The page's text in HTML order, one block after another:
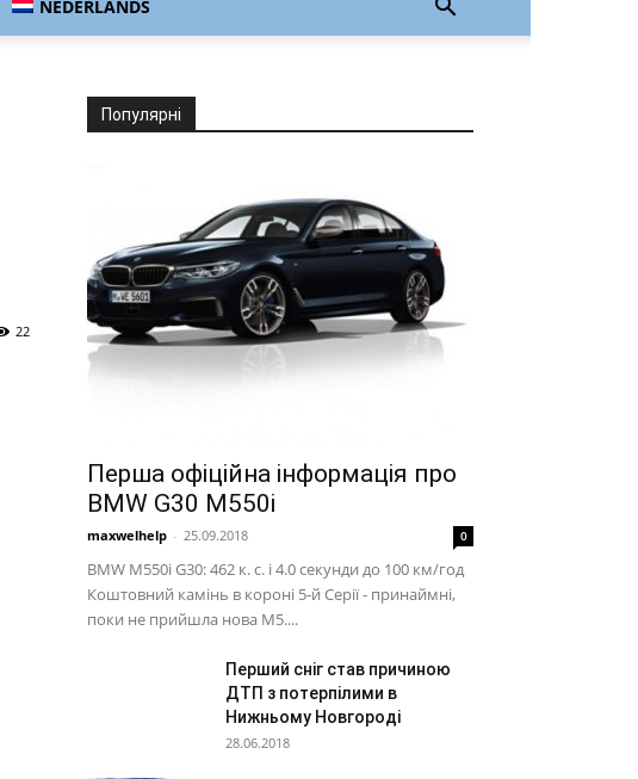
NEDERLANDS
22
Популярні
Перша офіційна інформація про
BMW G30 M550i
maxwelhelp - 25.09.2018 0
BMW M550i G30: 462 к. с. і 4.0 секунди до 100 км/год
Коштовний камінь в короні 5-й Серії - принаймні,
поки не прийшла нова M5....
Перший сніг став причиною
ДТП з потерпілими в
Нижньому Новгороді
28.06.2018